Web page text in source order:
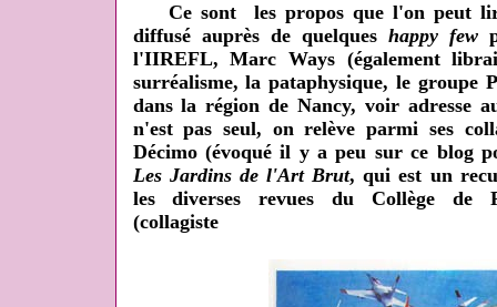
Ce sont les propos que l'on peut
diffusé auprès de quelques happy few
l'IIREFL, Marc Ways (également
surréalisme, la pataphysique, le groupe
dans la région de Nancy, voir adresse
n'est pas seul, on relève parmi ses
Décimo (évoqué il y a peu sur ce blog
Les Jardins de l'Art Brut, qui est un
les diverses revues du Collège de
(collagiste